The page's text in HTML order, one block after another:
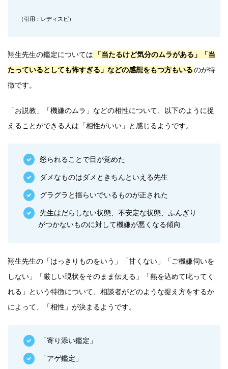
（引用：レディスピ）
翔生先生の鑑定については
「当たるけど気分のムラがある」「当
たっているとしても怖すぎる」などの感想をもつ方もいるのが特
徴です。
「お説教」「機嫌のムラ」などの相性について、以下のように捉
えることができる人は「相性がいい」と感じるようです。
怒られることで目が覚めた
ダメなものはダメときちんといえる先生
グラグラと揺らいでいるものが正された
先生はだらしない状態、不安定な状態、ふんぎり
がつかないものに対して機嫌が悪くなる傾向
翔生先生の「はっきりものをいう」「甘くない」「ご機嫌伺いを
しない」「厳しい現状をそのまま伝える」「熱を込めて叱ってく
れる」という特徴について、相談者がどのような捉え方をするか
によって、「相性」が決まるようです。
「寄り添い鑑定」
「アゲ鑑定」